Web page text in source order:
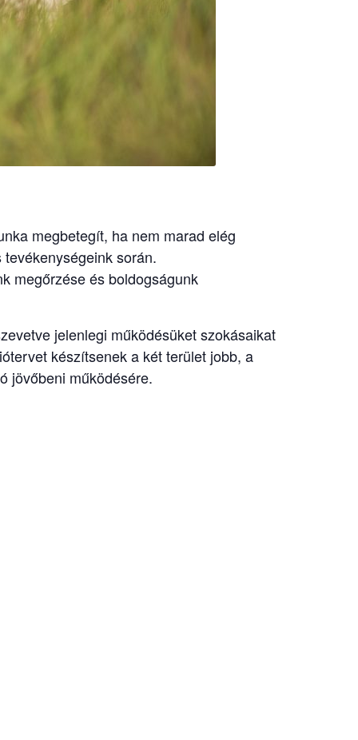
megbetegít, ha nem marad elég
során.
megőrzése és boldogságunk
jelenlegi működésüket szokásaikat
készítsenek a két terület jobb, a
jövőbeni működésére.